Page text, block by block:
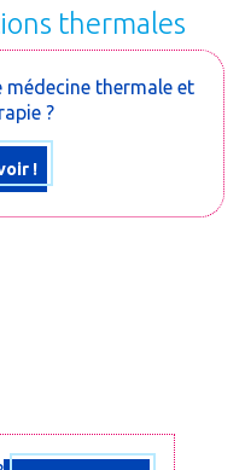
thermales
médecine thermale et
?
!